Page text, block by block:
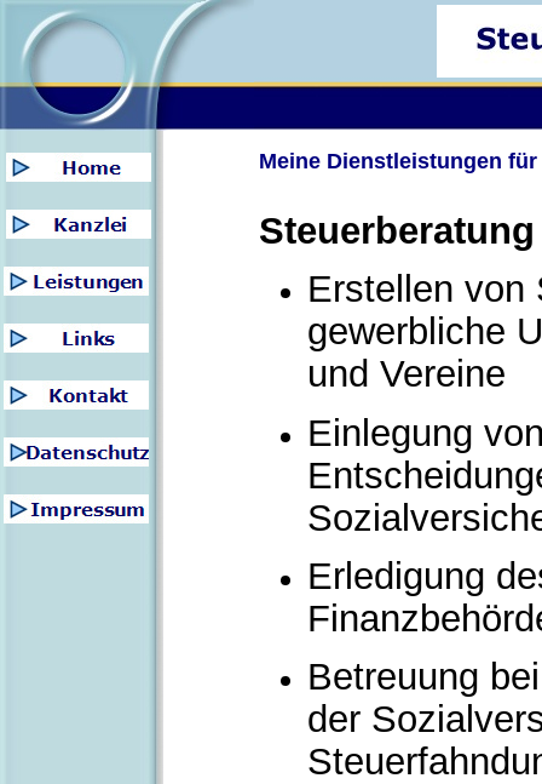
Meine Dienstleistungen für
Steuerberatung
Erstellen von
gewerbliche
und Vereine
Einlegung
Erledigung
Betreuung
der